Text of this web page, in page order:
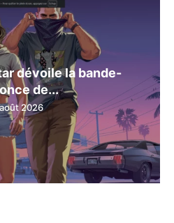
dévoile la bande-
de...
2026